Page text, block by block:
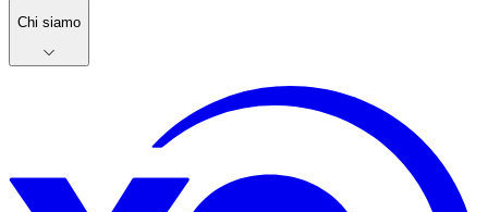
Chi siamo